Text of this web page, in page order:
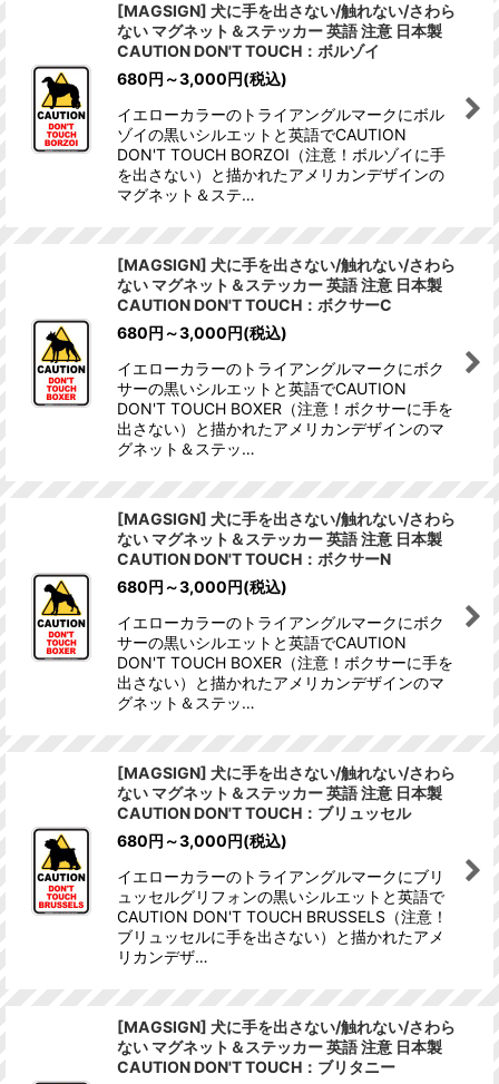
[MAGSIGN] 犬に手を出さない/触れない/さわら
ない マグネット＆ステッカー 英語 注意 日本製
CAUTION DON'T TOUCH：ボルゾイ
680円 ～3,000円(税込)
イエローカラーのトライアングルマークにボル
ゾイの黒いシルエットと英語でCAUTION
DON'T TOUCH BORZOI（注意！ボルゾイに手
を出さない）と描かれたアメリカンデザインの
マグネット＆ステ…
[MAGSIGN] 犬に手を出さない/触れない/さわら
ない マグネット＆ステッカー 英語 注意 日本製
CAUTION DON'T TOUCH：ボクサーC
680円 ～3,000円(税込)
イエローカラーのトライアングルマークにボク
サーの黒いシルエットと英語でCAUTION
DON'T TOUCH BOXER（注意！ボクサーに手を
出さない）と描かれたアメリカンデザインのマ
グネット＆ステッ…
[MAGSIGN] 犬に手を出さない/触れない/さわら
ない マグネット＆ステッカー 英語 注意 日本製
CAUTION DON'T TOUCH：ボクサーN
680円 ～3,000円(税込)
イエローカラーのトライアングルマークにボク
サーの黒いシルエットと英語でCAUTION
DON'T TOUCH BOXER（注意！ボクサーに手を
出さない）と描かれたアメリカンデザインのマ
グネット＆ステッ…
[MAGSIGN] 犬に手を出さない/触れない/さわら
ない マグネット＆ステッカー 英語 注意 日本製
CAUTION DON'T TOUCH：ブリュッセル
680円 ～3,000円(税込)
イエローカラーのトライアングルマークにブリ
ュッセルグリフォンの黒いシルエットと英語で
CAUTION DON'T TOUCH BRUSSELS（注意！
ブリュッセルに手を出さない）と描かれたアメ
リカンデザ…
[MAGSIGN] 犬に手を出さない/触れない/さわら
ない マグネット＆ステッカー 英語 注意 日本製
CAUTION DON'T TOUCH：ブリタニー